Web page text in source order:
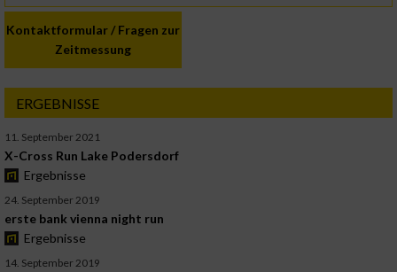
Kontaktformular / Fragen zur
Zeitmessung
ERGEBNISSE
11. September 2021
X-Cross Run Lake Podersdorf
Ergebnisse
24. September 2019
erste bank vienna night run
Ergebnisse
14. September 2019